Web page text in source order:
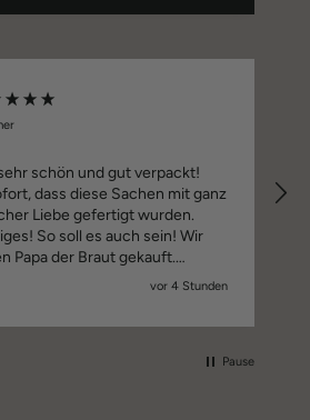
schön und gut verpackt!
dass diese Sachen mit ganz
Liebe gefertigt wurden.
So soll es auch sein! Wir
Papa der Braut gekauft.
weiter so! Wir drücken euch
vor 4 Stunden
Pause